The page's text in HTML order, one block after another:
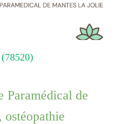
Paramédical de